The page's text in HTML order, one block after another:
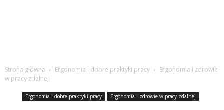
Strona główna Ergonomia i dobre praktyki pracy
Ergonomia i zdrowie
w pracy zdalnej
Ergonomia i dobre praktyki pracy Ergonomia i zdrowie w pracy zdalnej